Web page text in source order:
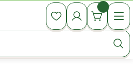
990 TL Üzeri Ücretsiz Kargo